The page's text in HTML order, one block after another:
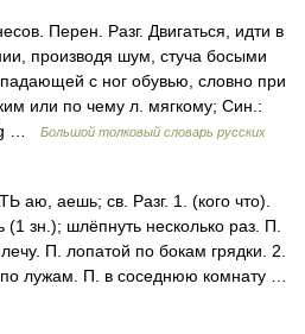
Перен. Разг. Двигаться, идти в
производя шум, стуча босыми
с ног обувью, словно при
или по чему л. мягкому; Син.:
…
Большой толковый словарь русских
аешь; св. Разг. 1. (кого что).
зн.); шлёпнуть несколько раз. П.
П. лопатой по бокам грядки. 2.
лужам. П. в соседнюю комнату …